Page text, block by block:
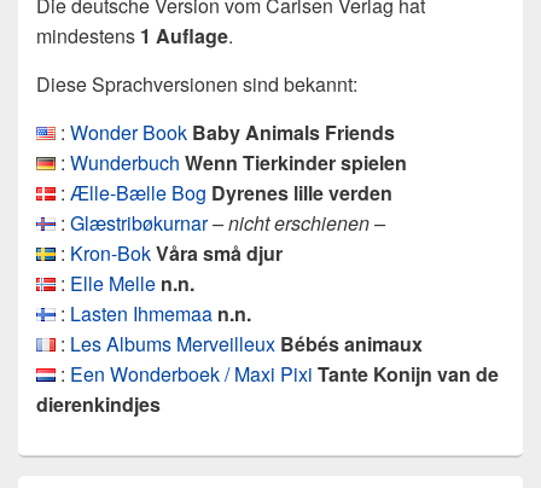
mindestens 1 Auflage.
Diese Sprachversionen sind bekannt:
: Wonder Book Baby Animals Friends
: Wunderbuch Wenn Tierkinder spielen
: Ælle-Bælle Bog Dyrenes lille verden
: Glæstribøkurnar– nicht erschienen –
: Kron-BokVåra små djur
: Elle Melle n.n.
: Lasten Ihmemaa n.n.
: Les Albums Merveilleux Bébés animaux
: Een Wonderboek / Maxi Pixi Tante Konijn van de
dierenkindjes